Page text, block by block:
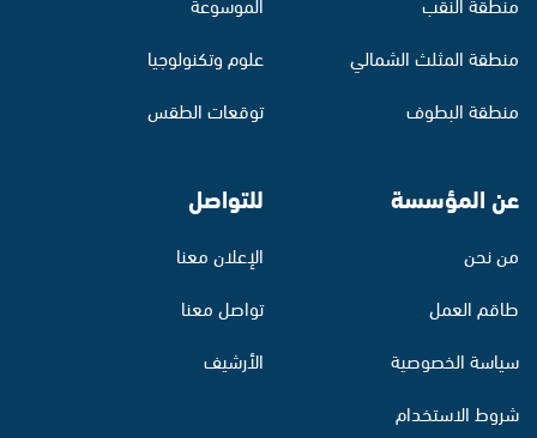
منطقة المثلث الشمالي
منطقة البطوف
علوم وتكنولوجيا
توقعات الطقس
عن المؤسسة
من نحن
طاقم العمل
سياسة الخصوصية
شروط الاستخدام
للتواصل
الإعلان معنا
تواصل معنا
الأرشيف